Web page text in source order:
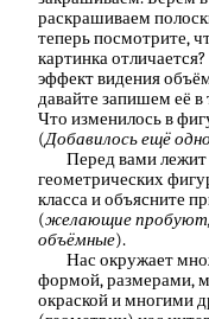
раскрашиваем
теперь посмотрите,
картинка отличается?
эффект видения
давайте запишем её
Что изменилось в
(Добавилось ещё
Перед вами лежит
геометрических
класса и объясните
(желающие пробуют,
объёмные).
Нас окружает
формой, размерами,
окраской и многими